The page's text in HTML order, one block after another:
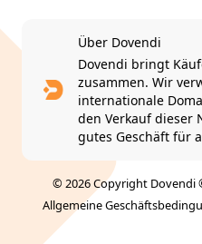
Über Dovendi
Dovendi bringt
zusammen. Wir
internationale
den Verkauf dieser
gutes Geschäft für
© 2026 Copyright Dovendi
Allgemeine